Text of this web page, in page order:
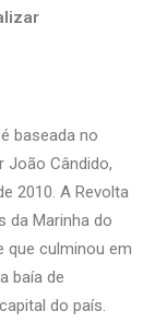
baseada no
João Cândido,
2010. A Revolta
da Marinha do
que culminou em
baía de
do país.